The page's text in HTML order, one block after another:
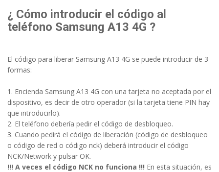
¿ Cómo introducir el código al
teléfono Samsung A13 4G ?
El código para liberar Samsung A13 4G se puede introducir de 3
formas:
1. Encienda Samsung A13 4G con una tarjeta no aceptada por el
dispositivo, es decir de otro operador (si la tarjeta tiene PIN hay
que introducirlo).
2. El teléfono debería pedir el código de desbloqueo.
3. Cuando pedirá el código de liberación (código de desbloqueo
o código de red o código nck) deberá introducir el código
NCK/Network y pulsar OK.
!!! A veces el código NCK no funciona !!! En esta situación, es